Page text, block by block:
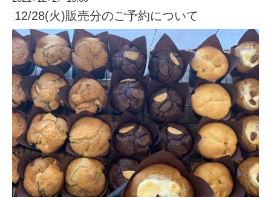
12/28(火)販売分のご予約について